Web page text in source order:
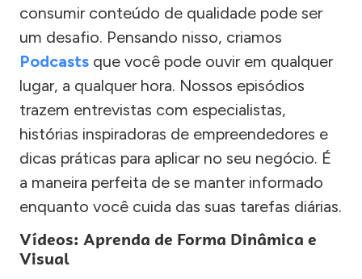
consumir conteúdo de qualidade pode ser
um desafio. Pensando nisso, criamos
Podcasts que você pode ouvir em qualquer
lugar, a qualquer hora. Nossos episódios
trazem entrevistas com especialistas,
histórias inspiradoras de empreendedores e
dicas práticas para aplicar no seu negócio. É
a maneira perfeita de se manter informado
enquanto você cuida das suas tarefas diárias.
Vídeos: Aprenda de Forma Dinâmica e
Visual